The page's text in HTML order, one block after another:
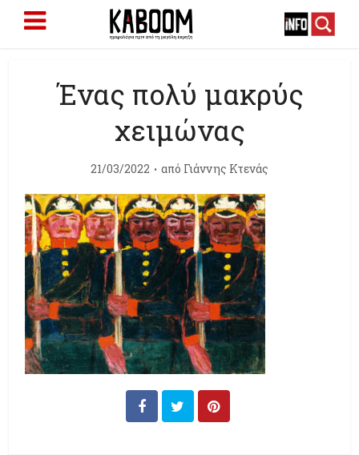
Ένας πολύ μακρύς
χειμώνας
21/03/2022 από Γιάννης Κτενάς